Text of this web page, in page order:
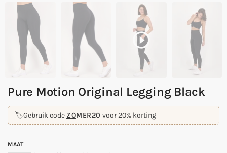
Pure Motion Original Legging Black
🏷️Gebruik code ZOMER20 voor 20% korting
MAAT